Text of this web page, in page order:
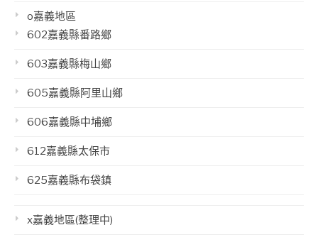
o嘉義地區
602嘉義縣番路鄉
603嘉義縣梅山鄉
605嘉義縣阿里山鄉
606嘉義縣中埔鄉
612嘉義縣太保市
625嘉義縣布袋鎮
x嘉義地區(整理中)